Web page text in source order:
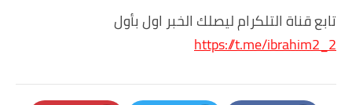
تابع قناة التلكرام ليصلك الخبر اول بأول
https://t.me/ibrahim2_2